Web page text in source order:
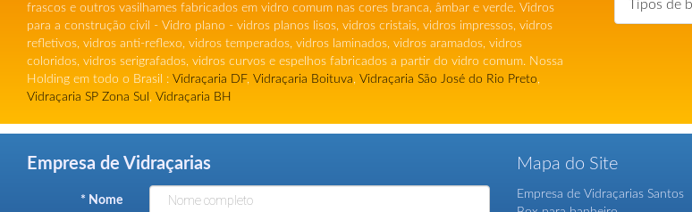
frascos e outros vasilhames fabricados em vidro comum nas cores branca, âmbar e verde. Vidros
para a construção civil - Vidro plano - vidros planos lisos, vidros cristais, vidros impressos, vidros
refletivos, vidros anti-reflexo, vidros temperados, vidros laminados, vidros aramados, vidros
coloridos, vidros serigrafados, vidros curvos e espelhos fabricados a partir do vidro comum. Nossa
Holding em todo o Brasil : Vidraçaria DF, Vidraçaria Boituva, Vidraçaria São José do Rio Preto,
Vidraçaria SP Zona Sul , Vidraçaria BH
Tipos de
Empresa de Vidraçarias
* Nome
Mapa do Site
Empresa de Vidraçarias Santos